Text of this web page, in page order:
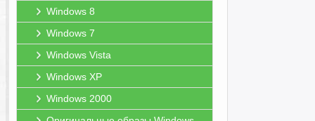
Windows 8
Windows 7
Windows Vista
Windows XP
Windows 2000